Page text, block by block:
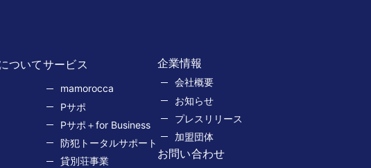
ついてサービス
mamorocca
Pサポ
Pサポ＋for Business
防犯トータルサポート
貸別荘事業
企業情報
会社概要
お知らせ
プレスリリース
加盟団体
お問い合わせ